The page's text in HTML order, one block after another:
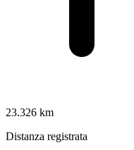
23.326 km
Distanza registrata